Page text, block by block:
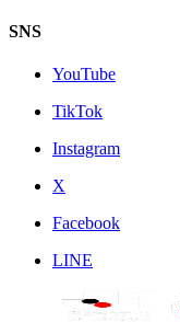
SNS
YouTube
TikTok
Instagram
X
Facebook
LINE